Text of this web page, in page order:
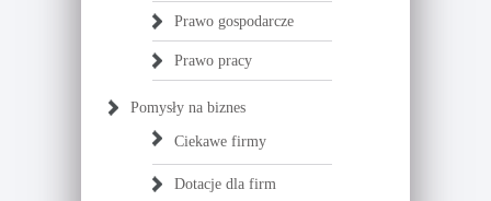
Prawo gospodarcze
Prawo pracy
Pomysły na biznes
Ciekawe firmy
Dotacje dla firm